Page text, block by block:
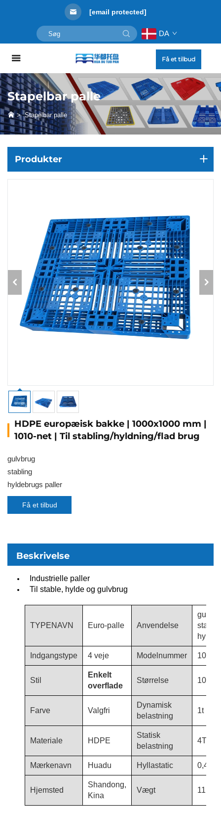
[email protected]
DA
Få et tilbud
Stapelbar palle
>Stapelbar palle
Produkter
HDPE europæisk bakke | 1000x1000 mm |
1010-net | Til stabling/hyldning/flad brug
gulvbrug
stabling
hyldebrugs paller
Få et tilbud
Beskrivelse
Industrielle paller
Til stable, hylde og gulvbrug
TYPENAVN Euro-palle Anvendelse
Indgangstype 4 veje Modelnummer 1010-
Stil
Enkelt
overflade
Størrelse
Farve Valgfri
Dynamisk
belastning
1t
Materiale HDPE
Statisk
belastning
4T
Mærkenavn Huadu Hyllastatic 0,4T
Hjemsted
Shandong,
Kina
Vægt 11,50